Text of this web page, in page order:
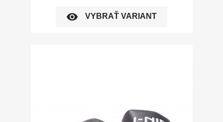
visibility VYBRAŤ VARIANT